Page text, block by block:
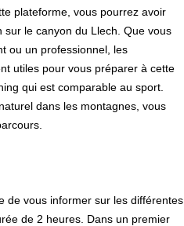
plateforme, vous pourrez avoir
sur le canyon du Llech. Que vous
ou un professionnel, les
utiles pour vous préparer à cette
qui est comparable au sport.
dans les montagnes, vous
de vous informer sur les différentes
de 2 heures. Dans un premier